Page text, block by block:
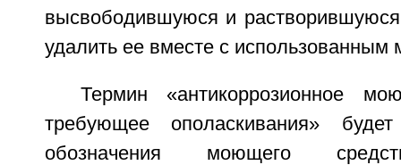
высвободившуюся и
удалить ее вместе с
Термин «антикоррозионное
требующее ополаскивания»
обозначения моющего